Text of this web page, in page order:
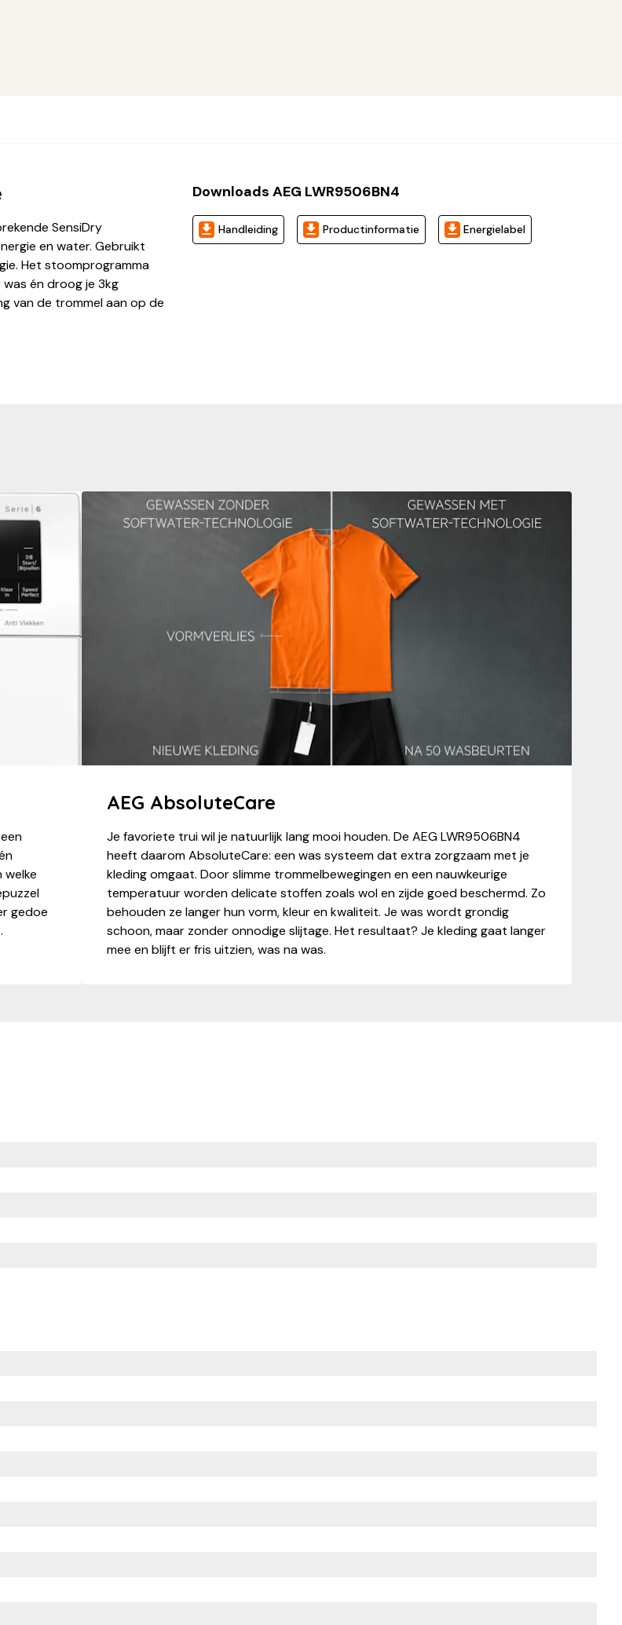
SensiDry
en water. Gebruikt
Het stoomprogramma
én droog je 3kg
van de trommel aan op de
Downloads AEG LWR9506BN4
Handleiding Productinformatie Energielabel
gedoe
AEG AbsoluteCare
Je favoriete trui wil je natuurlijk lang mooi houden. De AEG LWR9506BN4
heeft daarom AbsoluteCare: een was systeem dat extra zorgzaam met je
kleding omgaat. Door slimme trommelbewegingen en een nauwkeurige
temperatuur worden delicate stoffen zoals wol en zijde goed beschermd. Zo
behouden ze langer hun vorm, kleur en kwaliteit. Je was wordt grondig
schoon, maar zonder onnodige slijtage. Het resultaat? Je kleding gaat langer
mee en blijft er fris uitzien, was na was.